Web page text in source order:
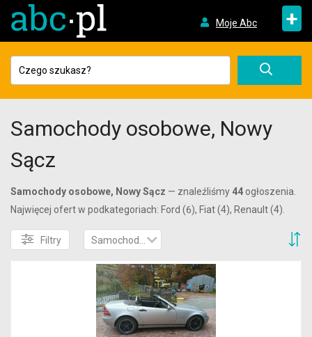
Moje Abc +
Samochody osobowe, Nowy
Sącz
Samochody osobowe, Nowy Sącz — znaleźliśmy 44 ogłoszenia.
Najwięcej ofert w podkategoriach: Ford (6), Fiat (4), Renault (4).
Filtry Samochody osobowe